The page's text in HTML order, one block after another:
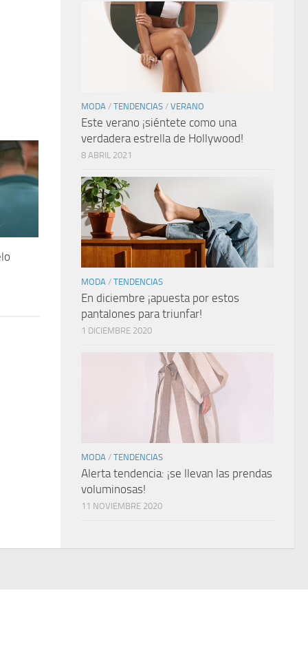
MODA / TENDENCIAS / VERANO
Este verano ¡siéntete como una
verdadera estrella de Hollywood!
8 ABRIL 2021
MODA / TENDENCIAS
En diciembre ¡apuesta por estos
pantalones para triunfar!
1 DICIEMBRE 2020
MODA / TENDENCIAS
Alerta tendencia: ¡se llevan las prendas
voluminosas!
11 NOVIEMBRE 2020